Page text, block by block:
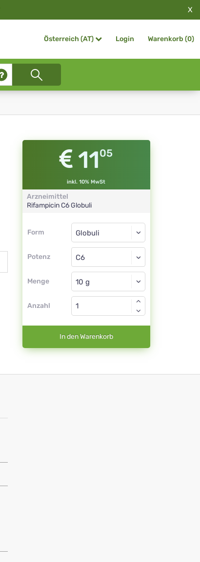
X
Österreich (AT) Login Warenkorb (0)
1105
inkl. 10% MwSt
Arzneimittel
RifampicinC6 Globuli
Form
Form
Potenz
Globuli
C6
Menge
Globuli
Anzahl
In den Warenkorb